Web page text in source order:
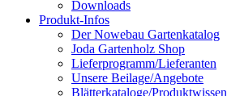
Downloads
Produkt-Infos
Der Nowebau Gartenkatalog
Joda Gartenholz Shop
Lieferprogramm/Lieferanten
Unsere Beilage/Angebote
Blätterkataloge/Produktwissen